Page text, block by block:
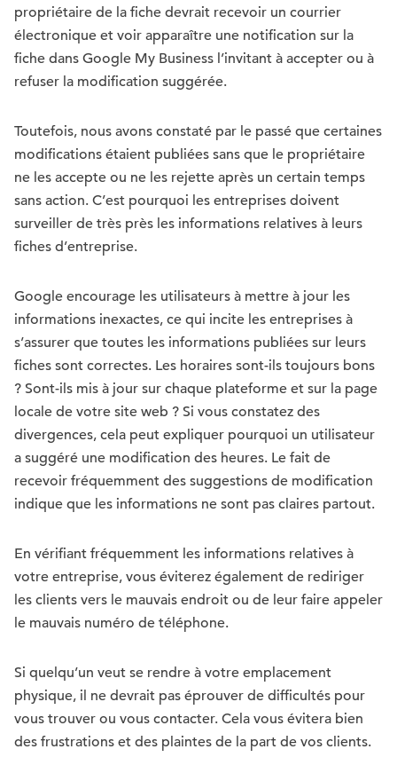
propriétaire de la fiche devrait recevoir un courrier
électronique et voir apparaître une notification sur la
fiche dans Google My Business l’invitant à accepter ou à
refuser la modification suggérée.
Toutefois, nous avons constaté par le passé que certaines
modifications étaient publiées sans que le propriétaire
ne les accepte ou ne les rejette après un certain temps
sans action. C’est pourquoi les entreprises doivent
surveiller de très près les informations relatives à leurs
fiches d’entreprise.
Google encourage les utilisateurs à mettre à jour les
informations inexactes, ce qui incite les entreprises à
s’assurer que toutes les informations publiées sur leurs
fiches sont correctes. Les horaires sont-ils toujours bons
? Sont-ils mis à jour sur chaque plateforme et sur la page
locale de votre site web ? Si vous constatez des
divergences, cela peut expliquer pourquoi un utilisateur
a suggéré une modification des heures. Le fait de
recevoir fréquemment des suggestions de modification
indique que les informations ne sont pas claires partout.
En vérifiant fréquemment les informations relatives à
votre entreprise, vous éviterez également de rediriger
les clients vers le mauvais endroit ou de leur faire appeler
le mauvais numéro de téléphone.
Si quelqu’un veut se rendre à votre emplacement
physique, il ne devrait pas éprouver de difficultés pour
vous trouver ou vous contacter. Cela vous évitera bien
des frustrations et des plaintes de la part de vos clients.